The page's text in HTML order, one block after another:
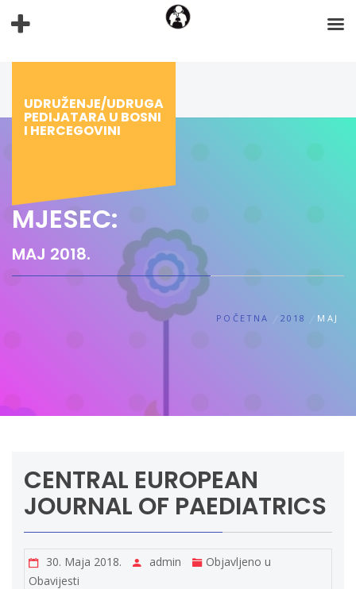
na
UDRUŽENJE/UDRUGA
PEDIJATARA U BOSNI
I HERCEGOVINI
MJESEC:
MAJ 2018.
POČETNA 2018 MAJ
CENTRAL EUROPEAN
JOURNAL OF PAEDIATRICS
30. Maja 2018. admin
Objavljeno u
Obavijesti